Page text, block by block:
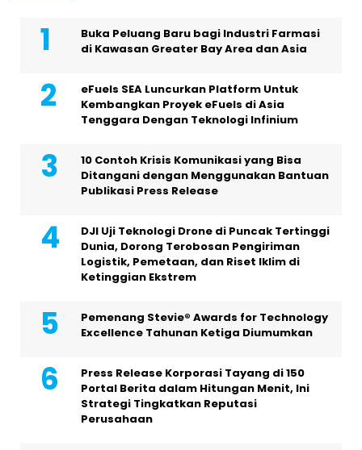
Buka Peluang Baru bagi Industri Farmasi
di Kawasan Greater Bay Area dan Asia
eFuels SEA Luncurkan Platform Untuk
Kembangkan Proyek eFuels di Asia
Tenggara Dengan Teknologi Infinium
10 Contoh Krisis Komunikasi yang Bisa
Ditangani dengan Menggunakan Bantuan
Publikasi Press Release
DJI Uji Teknologi Drone di Puncak Tertinggi
Dunia, Dorong Terobosan Pengiriman
Logistik, Pemetaan, dan Riset Iklim di
Ketinggian Ekstrem
Pemenang Stevie® Awards for Technology
Excellence Tahunan Ketiga Diumumkan
Press Release Korporasi Tayang di 150
Portal Berita dalam Hitungan Menit, Ini
Strategi Tingkatkan Reputasi
Perusahaan